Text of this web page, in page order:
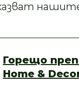
казват
Горещо
Home &